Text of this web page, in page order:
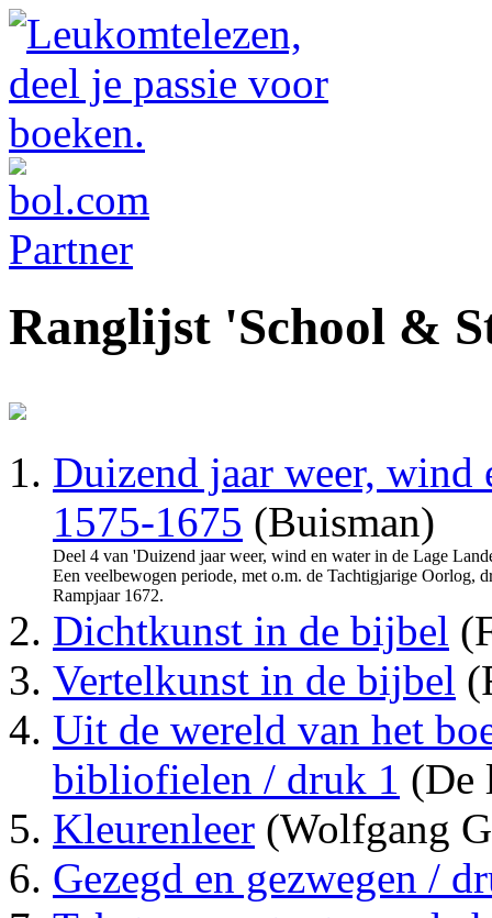
Ranglijst 'School &
Duizend jaar weer, wind
1575-1675 (Buisman)
Deel 4 van 'Duizend jaar weer, wind en water in de Lage
Een veelbewogen periode, met o.m. de Tachtigjarige Oorlog,
Rampjaar 1672.
Dichtkunst in de bijbel
Vertelkunst in de bijbel
Uit de wereld van het
bibliofielen / druk 1 (De
Kleurenleer (Wolfgang
Gezegd en gezwegen /